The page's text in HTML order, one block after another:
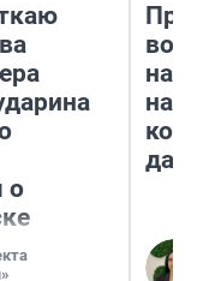
о
нам
даже